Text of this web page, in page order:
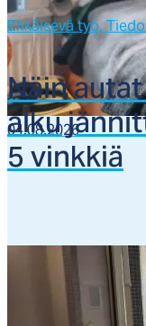
04.08.2026
Ehkäisevä työ,
Näin
al­ku
5 vink­kiä